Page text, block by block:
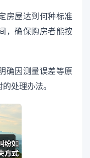
房屋达到何种标准
，确保购房者能按
确因测量误差等原
处理办法。